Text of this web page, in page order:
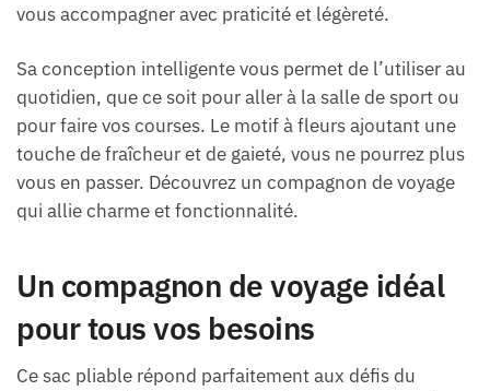
vous accompagner avec praticité et légèreté.
Sa conception intelligente vous permet de l’utiliser au
quotidien, que ce soit pour aller à la salle de sport ou
pour faire vos courses. Le motif à fleurs ajoutant une
touche de fraîcheur et de gaieté, vous ne pourrez plus
vous en passer. Découvrez un compagnon de voyage
qui allie charme et fonctionnalité.
Un compagnon de voyage idéal
pour tous vos besoins
Ce sac pliable répond parfaitement aux défis du